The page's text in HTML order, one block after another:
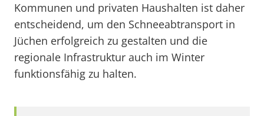
Kommunen und privaten Haushalten ist daher
entscheidend, um den Schneeabtransport in
Jüchen erfolgreich zu gestalten und die
regionale Infrastruktur auch im Winter
funktionsfähig zu halten.